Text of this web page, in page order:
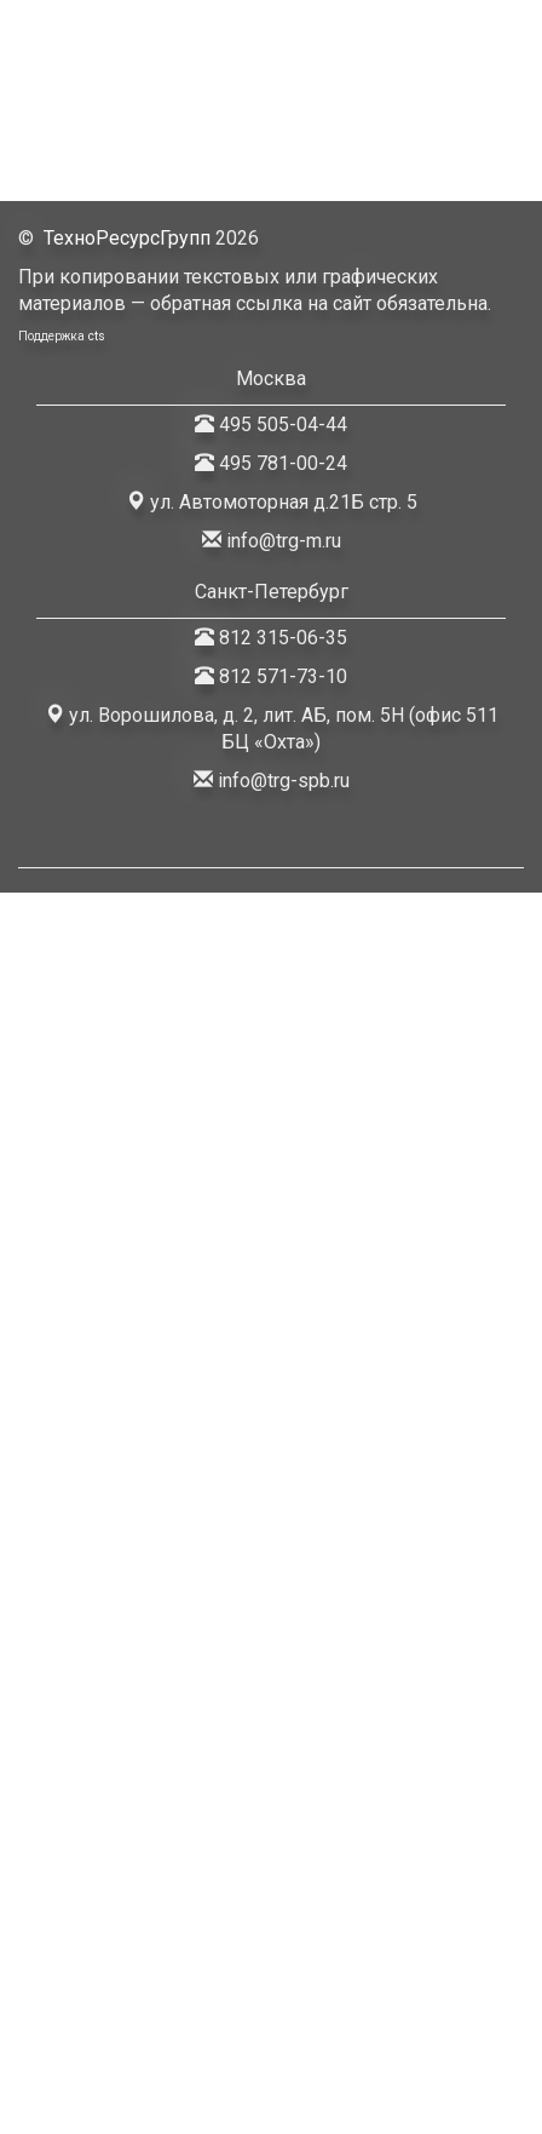
© ТехноРесурсГрупп 2026
При копировании текстовых или графических
материалов — обратная ссылка на сайт обязательна.
Поддержка cts
Москва
495 505-04-44
495 781-00-24
ул. Автомоторная д.21Б стр. 5
info@trg-m.ru
Санкт-Петербург
812 315-06-35
812 571-73-10
ул. Ворошилова, д. 2, лит. АБ, пом. 5Н (офис 511
БЦ «Охта»)
info@trg-spb.ru